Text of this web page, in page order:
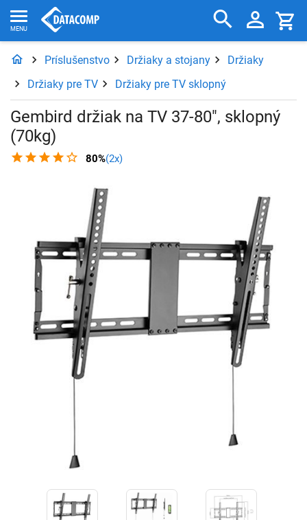
Príslušenstvo Držiaky a stojany
Držiaky
Držiaky pre TV
Držiaky pre TV sklopný
Gembird držiak na TV 37-80", sklopný
(70kg)
80%(2x)